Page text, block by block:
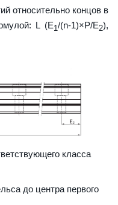
относительно концов в
L (E1/(n-1)×P/E2),
класса
до центра первого